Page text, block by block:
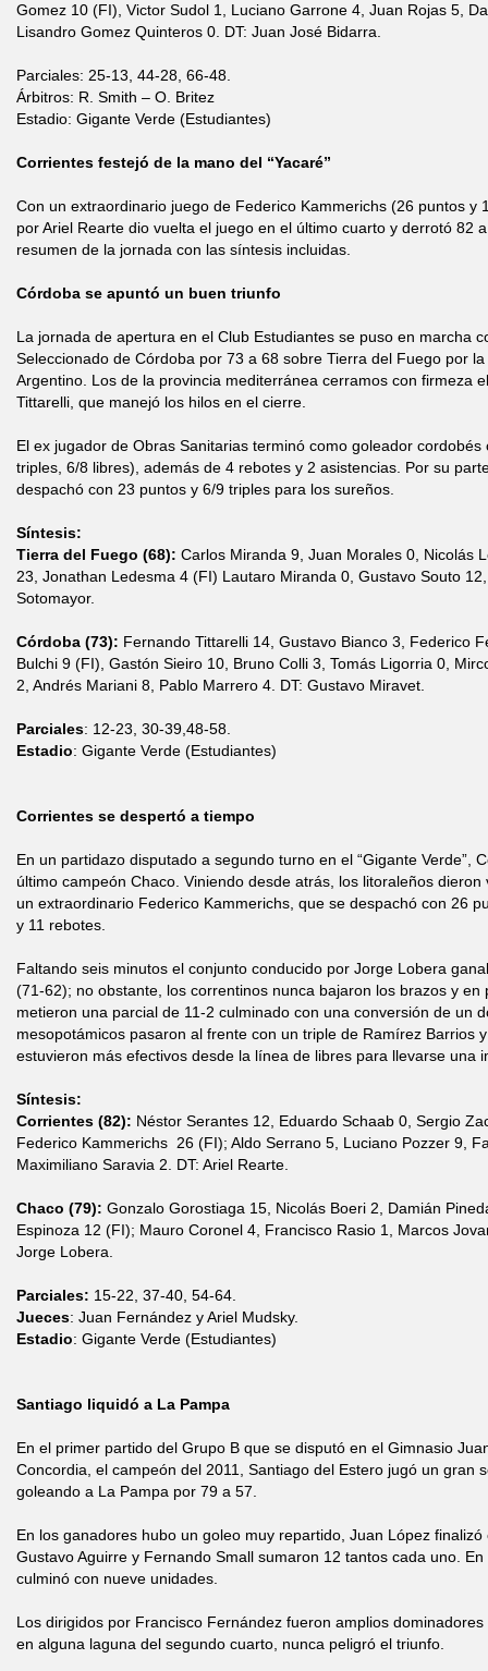
Gomez 10 (FI), Victor Sudol 1, Luciano Garrone 4, Juan Rojas 5,
Lisandro Gomez Quinteros 0. DT: Juan José Bidarra.
Parciales: 25-13, 44-28, 66-48.
Árbitros: R. Smith – O. Britez
Estadio: Gigante Verde (Estudiantes)
Corrientes festejó de la mano del “Yacaré”
Con un extraordinario juego de Federico Kammerichs (26 puntos y
por Ariel Rearte dio vuelta el juego en el último cuarto y derrotó 82
resumen de la jornada con las síntesis incluidas.
Córdoba se apuntó un buen triunfo
La jornada de apertura en el Club Estudiantes se puso en marcha
Seleccionado de Córdoba por 73 a 68 sobre Tierra del Fuego por
Argentino. Los de la provincia mediterránea cerramos con firmeza
Tittarelli, que manejó los hilos en el cierre.
El ex jugador de Obras Sanitarias terminó como goleador
triples, 6/8 libres), además de 4 rebotes y 2 asistencias. Por su
despachó con 23 puntos y 6/9 triples para los sureños.
Síntesis:
Tierra del Fuego (68): Carlos Miranda 9, Juan Morales 0, Nicolás
23, Jonathan Ledesma 4 (FI) Lautaro Miranda 0, Gustavo Souto
Sotomayor.
Córdoba (73): Fernando Tittarelli 14, Gustavo Bianco 3, Federico
Bulchi 9 (FI), Gastón Sieiro 10, Bruno Colli 3, Tomás Ligorria 0,
2, Andrés Mariani 8, Pablo Marrero 4. DT: Gustavo Miravet.
Parciales: 12-23, 30-39,48-58.
Estadio: Gigante Verde (Estudiantes)
Corrientes se despertó a tiempo
En un partidazo disputado a segundo turno en el “Gigante Verde”,
último campeón Chaco. Viniendo desde atrás, los litoraleños
un extraordinario Federico Kammerichs, que se despachó con 26
y 11 rebotes.
Faltando seis minutos el conjunto conducido por Jorge Lobera
(71-62); no obstante, los correntinos nunca bajaron los brazos y en
metieron una parcial de 11-2 culminado con una conversión de un
mesopotámicos pasaron al frente con un triple de Ramírez Barrios
estuvieron más efectivos desde la línea de libres para llevarse una
Síntesis:
Corrientes (82): Néstor Serantes 12, Eduardo Schaab 0, Sergio
Federico Kammerichs 26 (FI); Aldo Serrano 5, Luciano Pozzer 9,
Maximiliano Saravia 2. DT: Ariel Rearte.
Chaco (79): Gonzalo Gorostiaga 15, Nicolás Boeri 2, Damián
Espinoza 12 (FI); Mauro Coronel 4, Francisco Rasio 1, Marcos
Jorge Lobera.
Parciales: 15-22, 37-40, 54-64.
Jueces: Juan Fernández y Ariel Mudsky.
Estadio: Gigante Verde (Estudiantes)
Santiago liquidó a La Pampa
En el primer partido del Grupo B que se disputó en el Gimnasio
Concordia, el campeón del 2011, Santiago del Estero jugó un gran
goleando a La Pampa por 79 a 57.
En los ganadores hubo un goleo muy repartido, Juan López
Gustavo Aguirre y Fernando Small sumaron 12 tantos cada uno.
culminó con nueve unidades.
Los dirigidos por Francisco Fernández fueron amplios
en alguna laguna del segundo cuarto, nunca peligró el triunfo.